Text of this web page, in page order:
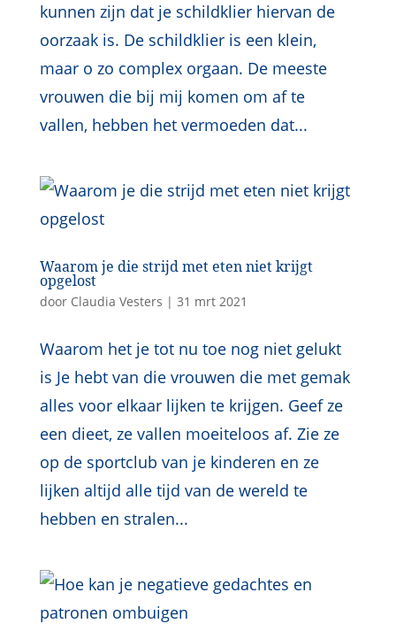
kunnen zijn dat je schildklier hiervan de
oorzaak is. De schildklier is een klein,
maar o zo complex orgaan. De meeste
vrouwen die bij mij komen om af te
vallen, hebben het vermoeden dat...
Waarom je die strijd met eten niet krijgt
opgelost
door Claudia Vesters | 31 mrt 2021
Waarom het je tot nu toe nog niet gelukt
is Je hebt van die vrouwen die met gemak
alles voor elkaar lijken te krijgen. Geef ze
een dieet, ze vallen moeiteloos af. Zie ze
op de sportclub van je kinderen en ze
lijken altijd alle tijd van de wereld te
hebben en stralen...